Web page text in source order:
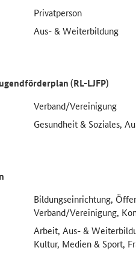
Privatperson
Aus- & Weiterbildung
(RL-LJFP)
Verband/Vereinigung
Gesundheit & Soziales,
Bildungseinrichtung,
Verband/Vereinigung,
Arbeit, Aus- &
Kultur, Medien & Sport,